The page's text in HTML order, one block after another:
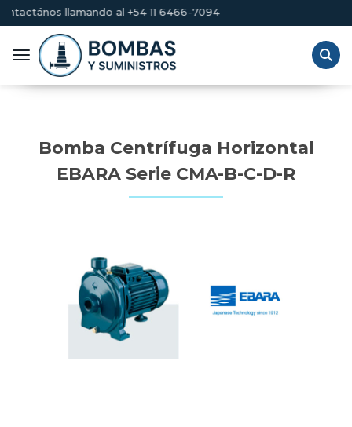
7094
Toggle navigation
Bomba Centrífuga Horizontal
EBARA Serie CMA-B-C-D-R